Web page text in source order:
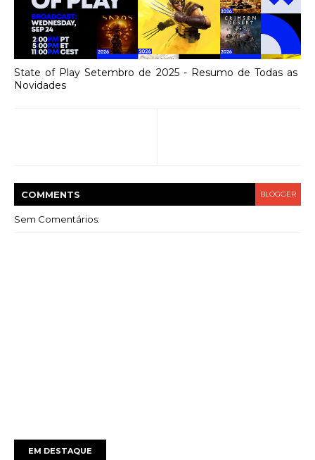
State of Play Setembro de 2025 - Resumo de Todas as
Novidades
COMMENTS BLOGGER
Sem Comentários:
EM DESTAQUE